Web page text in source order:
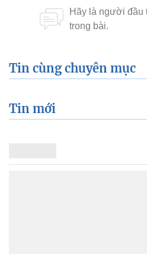
Tin cùng chuyên mục
Tin mới